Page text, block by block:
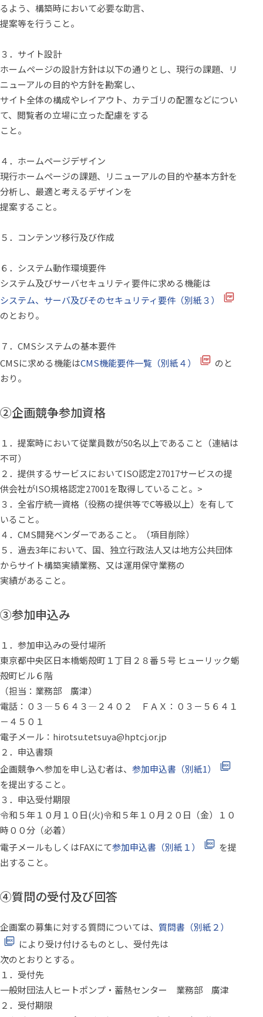
るよう、構築時において必要な助言、
提案等を行うこと。
３．サイト設計
ホームページの設計方針は以下の通りとし、現行の課題、リ
ニューアルの目的や方針を勘案し、
サイト全体の構成やレイアウト、カテゴリの配置などについ
て、閲覧者の立場に立った配慮をする
こと。
４．ホームページデザイン
現行ホームページの課題、リニューアルの目的や基本方針を
分析し、最適と考えるデザインを
提案すること。
５．コンテンツ移行及び作成
６．システム動作環境要件
システム及びサーバセキュリティ要件に求める機能は
システム、サーバ及びそのセキュリティ要件（別紙３）
のとおり。
７．CMSシステムの基本要件
CMSに求める機能はCMS機能要件一覧（別紙４）
のと
おり。
②企画競争参加資格
１．提案時において従業員数が50名以上であること（連結は
不可）
２．提供するサービスにおいてISO認定27017サービスの提
供会社がISO規格認定27001を取得していること。>
３．全省庁統一資格（役務の提供等でC等級以上）を有して
いること。
４． CMS開発ベンダーであること。
（項目削除）
５．過去3年において、国、独立行政法人又は地方公共団体
からサイト構築実績業務、又は運用保守業務の
実績があること。
③参加申込み
１．参加申込みの受付場所
東京都中央区日本橋蛎殻町１丁目２８番５号 ヒューリック蛎
殻町ビル６階
（担当：業務部 廣津）
電話：０３―５６４３―２４０２ ＦＡＸ：０３－５６４１
－４５０１
電子メール：hirotsu.tetsuya@hptcj.or.jp
２．申込書類
企画競争へ参加を申し込む者は、 参加申込書（別紙1）
を提出すること。
３．申込受付期限
令和５年１０月１０日(火)令和５年１０月２０日（金）１０
時００分（必着）
電子メールもしくはFAXにて参加申込書（別紙１）
を提
出すること。
④質問の受付及び回答
企画案の募集に対する質問については、 質問書（別紙２）
により受け付けるものとし、受付先は
次のとおりとする。
１．受付先
一般財団法人ヒートポンプ・蓄熱センター 業務部 廣津
２．受付期限